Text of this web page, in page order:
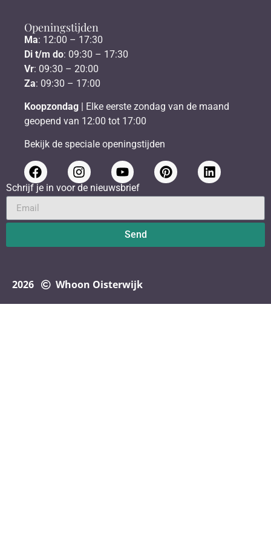
Openingstijden
Ma: 12:00 – 17:30
Di t/m do: 09:30 – 17:30
Vr: 09:30 – 20:00
Za: 09:30 – 17:00
Koopzondag | Elke eerste zondag van de maand
geopend van 12:00 tot 17:00
Bekijk de speciale openingstijden
Schrijf je in voor de nieuwsbrief
Send
2026 Whoon Oisterwijk